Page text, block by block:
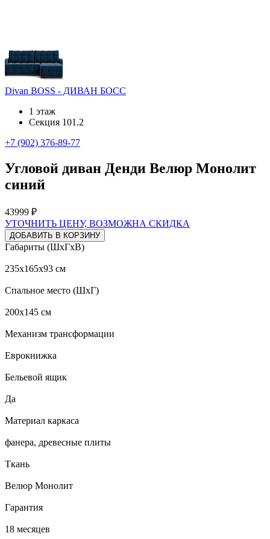
Divan BOSS - ДИВАН БОСС
1 этаж
Секция 101.2
+7 (902) 376-89-77
Угловой диван Денди Велюр Монолит
синий
43999 ₽
УТОЧНИТЬ ЦЕНУ, ВОЗМОЖНА СКИДКА
ДОБАВИТЬ В КОРЗИНУ
Габариты (ШхГхВ)
235x165x93 см
Спальное место (ШхГ)
200x145 см
Механизм трансформации
Еврокнижка
Бельевой ящик
Да
Материал каркаса
фанера, древесные плиты
Ткань
Велюр Монолит
Гарантия
18 месяцев